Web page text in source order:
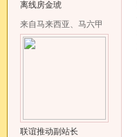
离线房金琥
来自马来西亚、马六甲
联谊推动副站长